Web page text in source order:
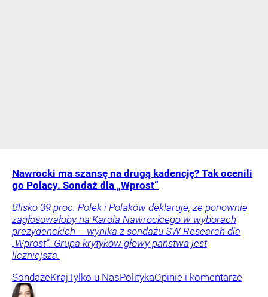
Nawrocki ma szansę na drugą kadencję? Tak ocenili
go Polacy. Sondaż dla „Wprost”
Blisko 39 proc. Polek i Polaków deklaruje, że ponownie
zagłosowałoby na Karola Nawrockiego w wyborach
prezydenckich – wynika z sondażu SW Research dla
„Wprost”. Grupa krytyków głowy państwa jest
liczniejsza.
SondażeKrajTylko u NasPolitykaOpinie i komentarze